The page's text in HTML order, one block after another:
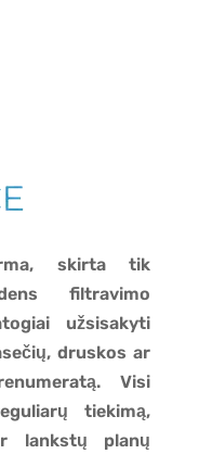
skirta tik
filtravimo
užsisakyti
druskos ar
Visi
tiekimą,
lankstų planų